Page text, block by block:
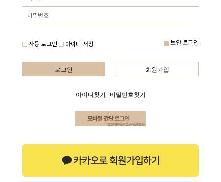
자동 로그인 아이디 저장 보안 로그인
로그인 회원가입
아이디찾기 비밀번호찾기